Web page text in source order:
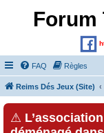
Forum
FAQ Règles
Reims Dés Jeux (Site)
⚠